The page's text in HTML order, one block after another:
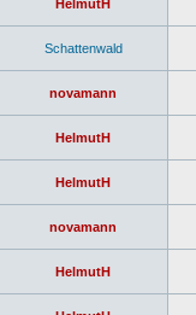
HelmutH
Schattenwald
novamann
HelmutH
HelmutH
novamann
HelmutH